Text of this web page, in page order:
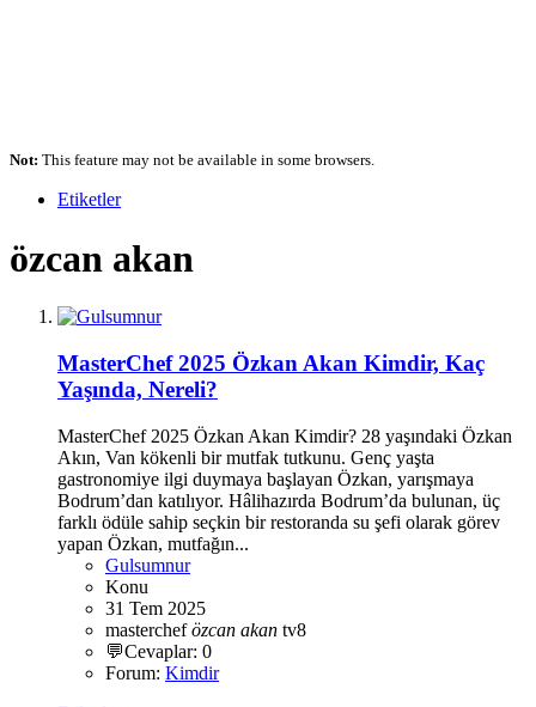
Not: This feature may not be available in some browsers.
Etiketler
özcan akan
MasterChef 2025 Özkan Akan Kimdir, Kaç
Yaşında, Nereli?
MasterChef 2025 Özkan Akan Kimdir? 28 yaşındaki Özkan
Akın, Van kökenli bir mutfak tutkunu. Genç yaşta
gastronomiye ilgi duymaya başlayan Özkan, yarışmaya
Bodrum’dan katılıyor. Hâlihazırda Bodrum’da bulunan, üç
farklı ödüle sahip seçkin bir restoranda su şefi olarak görev
yapan Özkan, mutfağın...
Gulsumnur
Konu
31 Tem 2025
masterchefözcan akan tv8
💬Cevaplar: 0
Forum: Kimdir